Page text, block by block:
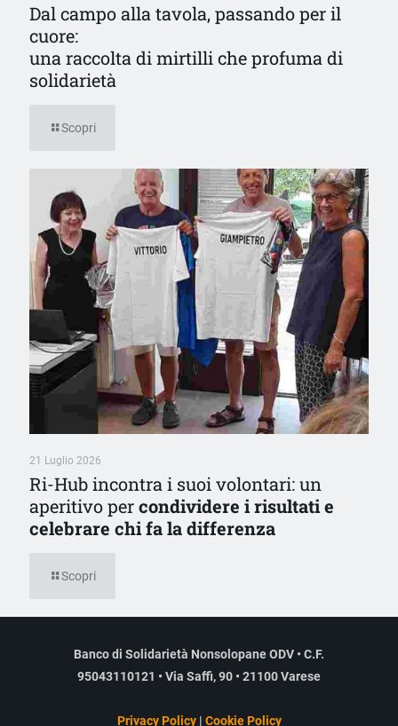
Dal campo alla tavola, passando per il
cuore:
una raccolta di mirtilli che profuma di
solidarietà
Scopri
21 Luglio 2026
Ri-Hub incontra i suoi volontari: un
aperitivo percondividere i risultati e
celebrare chi fa la differenza
Scopri
Banco di Solidarietà Nonsolopane ODV • C.F.
95043110121 • Via Saffi, 90 • 21100 Varese
Privacy Policy| Cookie Policy